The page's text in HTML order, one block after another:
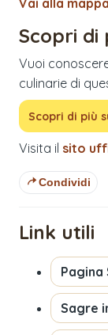
Scopri di
Vuoi
culinarie di
Scopri di più
Visita il sito
Condividi
Link utili
Pagina
Sagre